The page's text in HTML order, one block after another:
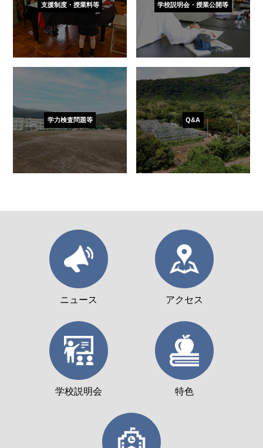
支援制度・授業料等 学校説明会・授業公開等
学力検査問題等 Q&A
ニュース アクセス
学校説明会 特色